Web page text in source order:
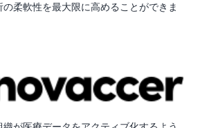
柔軟性を最大限に高めることができま